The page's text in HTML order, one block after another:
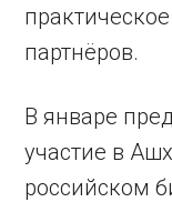
партнёров.
В январе
участие в
российском